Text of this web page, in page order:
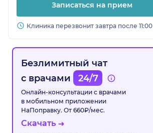
Записаться на прием
Клиника перезвонит завтра после 11:00
Безлимитный чат
с врачами
24/7
Онлайн-консультации с врачами
в мобильном приложении
НаПоправку. От 660₽/мес.
Скачать